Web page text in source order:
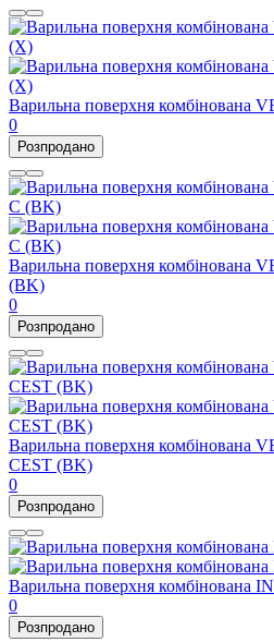
Варильна поверхня комбінована
0
Розпродано
Варильна поверхня комбінована
(BK)
0
Розпродано
Варильна поверхня комбінована
CEST (BK)
0
Розпродано
Варильна поверхня комбінована
0
Розпродано